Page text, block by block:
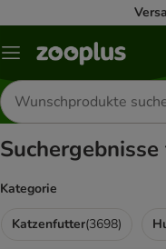
Menü
Produkte
suchen
Kategorie
Katzenfutter(3698)